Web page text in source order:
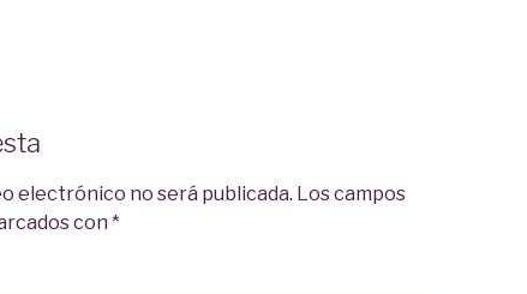
electrónico no será publicada. Los campos
con *